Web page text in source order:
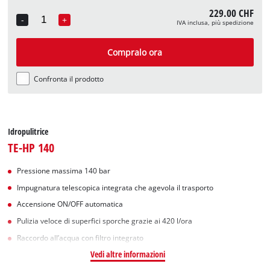
-
Quantity
+ 229.00 CHF
IVA inclusa, più spedizione
Compralo ora
Confronta il prodotto
Idropulitrice
TE-HP 140
Pressione massima 140 bar
Impugnatura telescopica integrata che agevola il trasporto
Accensione ON/OFF automatica
Pulizia veloce di superfici sporche grazie ai 420 l/ora
Raccordo all’acqua con filtro integrato
Vedi altre informazioni